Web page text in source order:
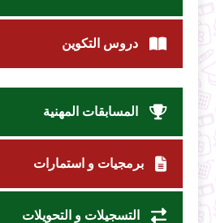
دروس التكوين
المسابقات المهنية
برمجيات و استمارات
التسجيلات و التحويلات